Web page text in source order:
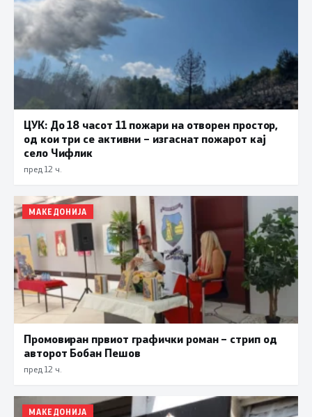
ЦУК: До 18 часот 11 пожари на отворен простор,
од кои три се активни – изгаснат пожарот кај
село Чифлик
пред 12 ч.
МАКЕДОНИЈА
Промовиран првиот графички роман – стрип од
авторот Бобан Пешов
пред 12 ч.
МАКЕДОНИЈА